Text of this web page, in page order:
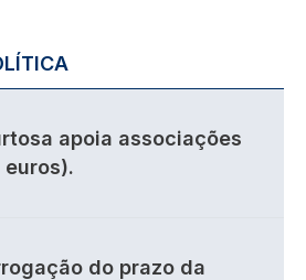
apoia associações
euros).
do prazo da